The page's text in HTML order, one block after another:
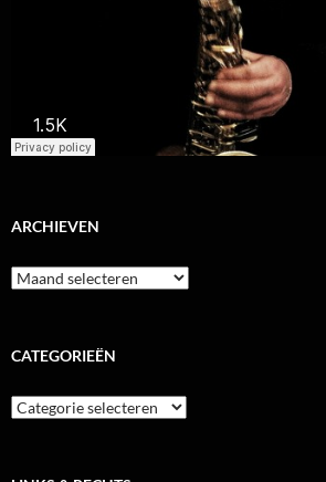
ARCHIEVEN
Archieven
CATEGORIEËN
Categorieën